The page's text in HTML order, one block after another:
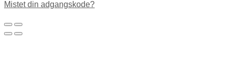
Mistet din adgangskode?